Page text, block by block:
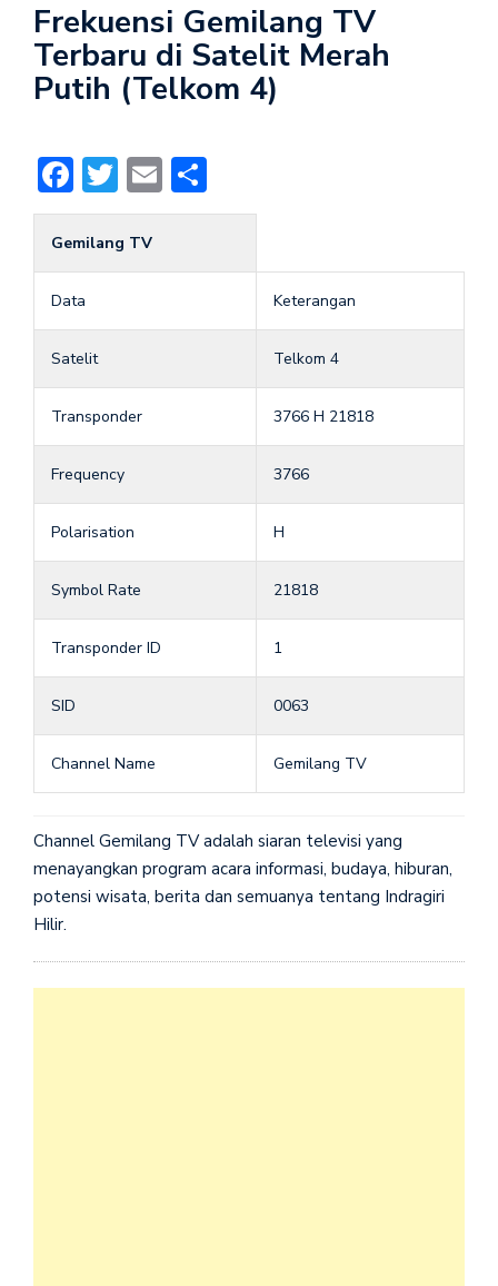
Frekuensi Gemilang TV
Terbaru di Satelit Merah
Putih (Telkom 4)
Facebook
Twitter
Email
Gemilang TV
Data Keterangan
Satelit Telkom 4
Transponder 3766 H 21818
Frequency 3766
Polarisation H
Symbol Rate 21818
Transponder ID 1
SID 0063
Channel Name Gemilang TV
Channel Gemilang TV adalah siaran televisi yang
menayangkan program acara informasi, budaya, hiburan,
potensi wisata, berita dan semuanya tentang Indragiri
Hilir.